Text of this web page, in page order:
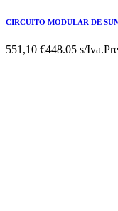
CIRCUITO MODULAR DE
551,10 €448.05 s/Iva.